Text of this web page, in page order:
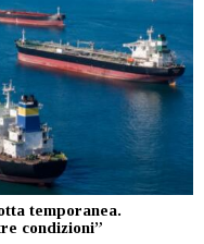
temporanea.
condizioni”